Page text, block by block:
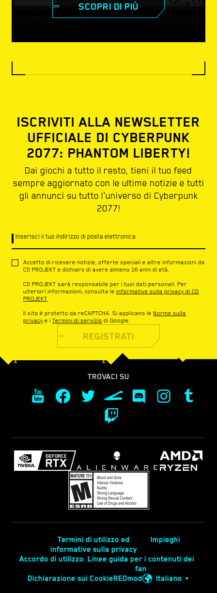
SCOPRI DI PIÙ
ISCRIVITI ALLA NEWSLETTER
UFFICIALE DI CYBERPUNK
2077: PHANTOM LIBERTY!
Dai giochi a tutto il resto, tieni il tuo feed
sempre aggiornato con le ultime notizie e tutti
gli annunci su tutto l'universo di Cyberpunk
2077!
Inserisci il tuo indirizzo di posta elettronica
Accetto di ricevere notizie, offerte speciali e altre informazioni da
CD PROJEKT e dichiaro di avere almeno 16 anni di età.
CD PROJEKT sarà responsabile per i tuoi dati personali. Per
ulteriori informazioni, consulta le informative sulla privacy di CD
PROJEKT
Il sito è protetto da reCAPTCHA. Si applicano le Norme sulla
privacy e i Termini di servizio di Google.
REGISTRATI
TROVACI SU
Termini di utilizzo ed
informative sulla privacy
Impieghi
Accordo di utilizzo Linee guida per i contenuti dei
fan
Dichiarazione sui CookieREDmod Italiano